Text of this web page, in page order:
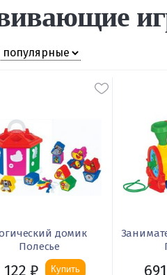
домик
Полесье
122 ₽ Купить 691